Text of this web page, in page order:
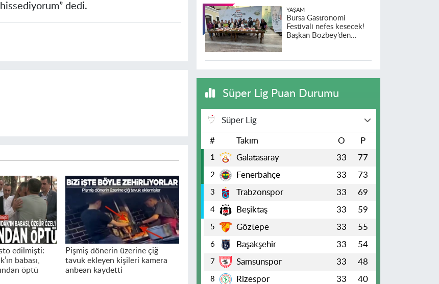
dedi.
edilmişti:
babası,
öptü
Pişmiş dönerin üzerine çiğ
tavuk ekleyen kişileri kamera
anbean kaydetti
YAŞAM
Bursa Gastronomi
Festivali nefes kesecek!
Başkan Bozbey’den
Süper Lig Puan Durumu
Süper Lig
# Takım O P
1 Galatasaray 33 77
2 Fenerbahçe 33 73
3 Trabzonspor 33 69
4 Beşiktaş 33 59
5 Göztepe 33 55
6 Başakşehir 33 54
7 Samsunspor 33 48
8 Rizespor 33 40